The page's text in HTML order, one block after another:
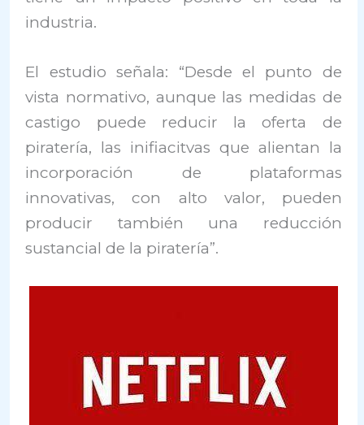
industria.
El estudio señala: “Desde el punto de
vista normativo, aunque las medidas de
castigo puede reducir la oferta de
piratería, las inifiacitvas que alientan la
incorporación de plataformas
innovativas, con alto valor, pueden
producir también una reducción
sustancial de la piratería”.